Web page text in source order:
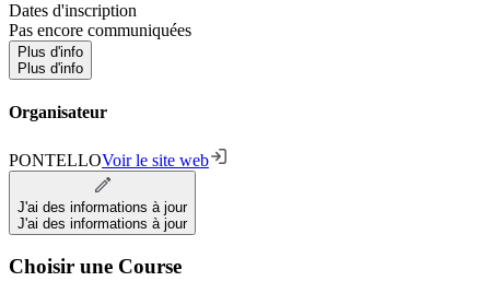
Dates d'inscription
Pas encore communiquées
Plus d'info
Plus d'info
Organisateur
PONTELLOVoir le site web
J'ai des informations à jour
J'ai des informations à jour
Choisir une Course